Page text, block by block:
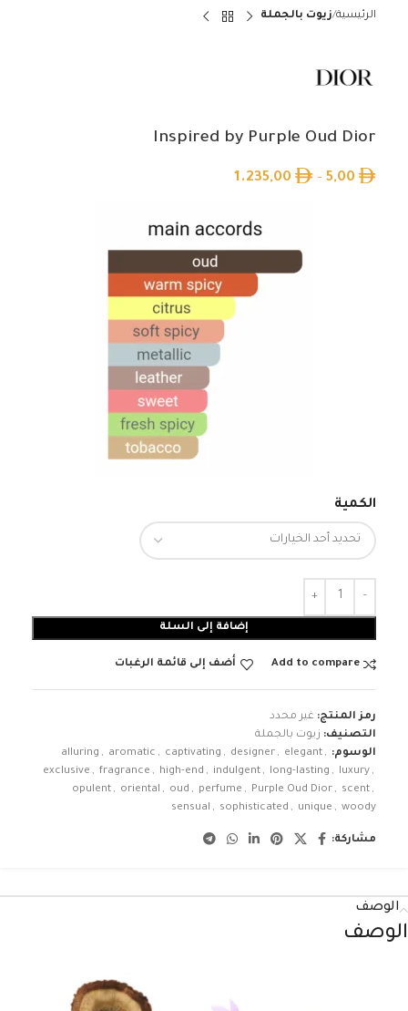
الرئيسية زيوت بالجملة
Inspired by Purple Oud Dior
5,00
–
1.235,00
الكمية
إضافة إلى السلة
Add to compare أضف إلى قائمة الرغبات
رمز المنتج: غير محدد
التصنيف: زيوت بالجملة
الوسوم:
alluring , aromatic , captivating , designer , elegant ,
exclusive , fragrance , high-end , indulgent , long-lasting , luxury ,
opulent , oriental , oud , perfume , Purple Oud Dior , scent ,
sensual , sophisticated , unique , woody
مشاركة:
الوصف
الوصف